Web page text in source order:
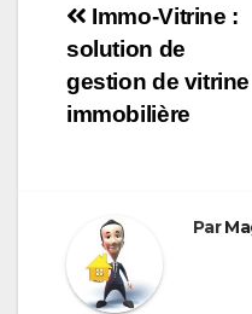
de
l’article
Immo-Vitrine :
solution de
gestion de vitrine
immobilière
Par